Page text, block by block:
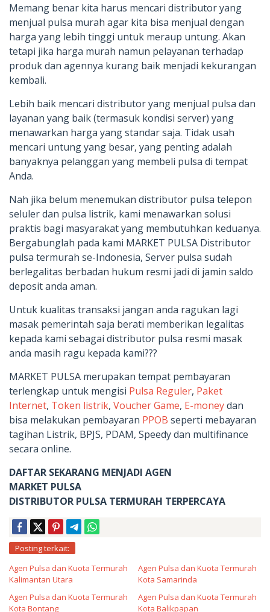
Memang benar kita harus mencari distributor yang
menjual pulsa murah agar kita bisa menjual dengan
harga yang lebih tinggi untuk meraup untung. Akan
tetapi jika harga murah namun pelayanan terhadap
produk dan agennya kurang baik menjadi kekurangan
kembali.
Lebih baik mencari distributor yang menjual pulsa dan
layanan yang baik (termasuk kondisi server) yang
menawarkan harga yang standar saja. Tidak usah
mencari untung yang besar, yang penting adalah
banyaknya pelanggan yang membeli pulsa di tempat
Anda.
Nah jika belum menemukan distributor pulsa telepon
seluler dan pulsa listrik, kami menawarkan solusi
praktis bagi masyarakat yang membutuhkan keduanya.
Bergabunglah pada kami MARKET PULSA Distributor
pulsa termurah se-Indonesia, Server pulsa sudah
berlegalitas berbadan hukum resmi jadi di jamin saldo
deposit anda aman.
Untuk kualitas transaksi jangan anda ragukan lagi
masak pemerintah saja berati memberikan legalitas
kepada kami sebagai distributor pulsa resmi masak
anda masih ragu kepada kami???
MARKET PULSA merupakan tempat pembayaran
terlengkap untuk mengisi Pulsa Reguler, Paket
Internet, Token listrik, Voucher Game, E-moneydan
bisa melakukan pembayaran PPOB seperti mebayaran
tagihan Listrik, BPJS, PDAM, Speedy dan multifinance
secara online.
DAFTAR SEKARANG MENJADI AGEN
MARKET PULSA
DISTRIBUTOR PULSA TERMURAH TERPERCAYA
Posting terkait:
Agen Pulsa dan Kuota Termurah
Kalimantan Utara
Agen Pulsa dan Kuota Termurah
Kota Samarinda
Agen Pulsa dan Kuota Termurah
Kota Bontang
Agen Pulsa dan Kuota Termurah
Kota Balikpapan